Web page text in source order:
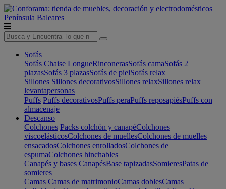
Península Baleares
Sofás
Sofás Chaise LongueRinconerasSofás camaSofás 2
plazasSofás 3 plazasSofás de pielSofás relax
Sillones Sillones decorativosSillones relaxSillones relax
levantapersonas
Puffs Puffs decorativosPuffs peraPuffs reposapiésPuffs con
almacenaje
Descanso
Colchones Packs colchón y canapéColchones
viscoelásticosColchones de muellesColchones de muelles
ensacadosColchones enrolladosColchones de
espumaColchones hinchables
Canapés y bases CanapésBase tapizadasSomieresPatas de
somieres
Camas Camas de matrimonioCamas doblesCamas